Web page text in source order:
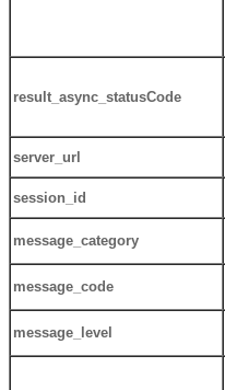
result_async_statusCode
server_url
session_id
message_category
message_code
message_level